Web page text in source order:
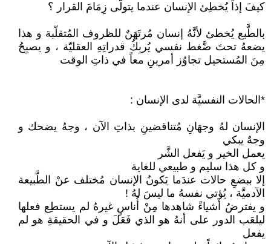
كيفَ إذاً يُخطِئ الإنسان عندما يتولّى زِمَامَ القرار ؟
بالطَّبع يُخطئ لأنَّهُ إنسان مُرتَهَنٌ للظروف المُتقلّبة و هذا
يضعهُ تحتَ ضَّغط نفسي يُربِكُ قدراتِهِ العقليّة ، و يصبِحُ
مِنَ المُستحيل تجاوُز أمرينِ معاً في ذاتِ الوقت
*الحالات النفسيَّة لدى الإنسان :
الإنسان لهُ وجهَانِ مُتناقضينِ بذاتِ الآن ، وجهُ يضحك و
وجهٌ يبكي
يعمل الخير و يَفعل الشَّر
و كل هذا سليم و طبيعي للغاية
إلا ببضعِ حالات عندَما يَكونُ الإنسان مُختلف عنْ الطَّبيعة
الآدميَّة ، يُؤتي نفسهُ ما ليسَ لهُ !
و يفترضُ أشياءً شاهدها مِنْ أُناسٍ غيرهُ لم يستطِع فعلها
ليلعَب الدور على أنهُ هو الذي فَعَلَ و في الحقيقةِ هو لم
يفعل